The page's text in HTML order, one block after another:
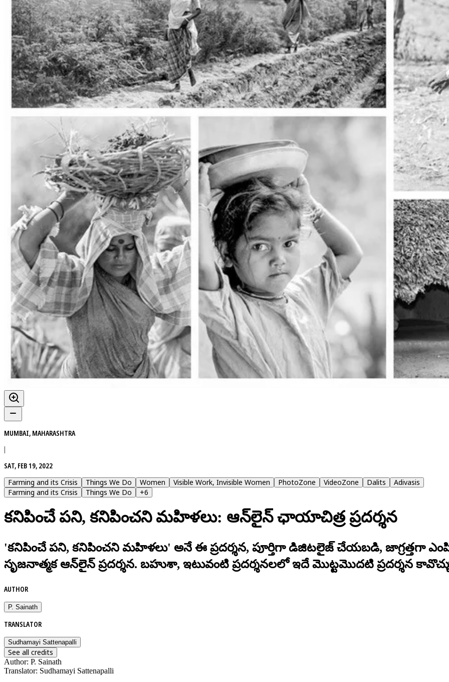
MUMBAI, MAHARASHTRA
|
SAT, FEB 19, 2022
Farming and its Crisis
Things We Do Women Visible Work, Invisible Women PhotoZone VideoZone Dalits
Adivasis
Farming and its Crisis
Things We Do +6
కనిపించే పని, కనిపించని మహిళలు: ఆన్‌లైన్ ఛాయాచిత్ర ప్రదర్శన
'కనిపించే పని, కనిపించని మహిళలు' అనే ఈ ప్రదర్శన, పూర్తిగా డిజిటలైజ్ చేయబడి,
సృజనాత్మక ఆన్‌లైన్ ప్రదర్శన. బహుశా, ఇటువంటి ప్రదర్శనలలో ఇదే మొట్టమొదటి ప్రదర్శన
AUTHOR
P. Sainath
TRANSLATOR
Sudhamayi Sattenapalli
See all credits
Author: P. Sainath
Translator: Sudhamayi Sattenapalli